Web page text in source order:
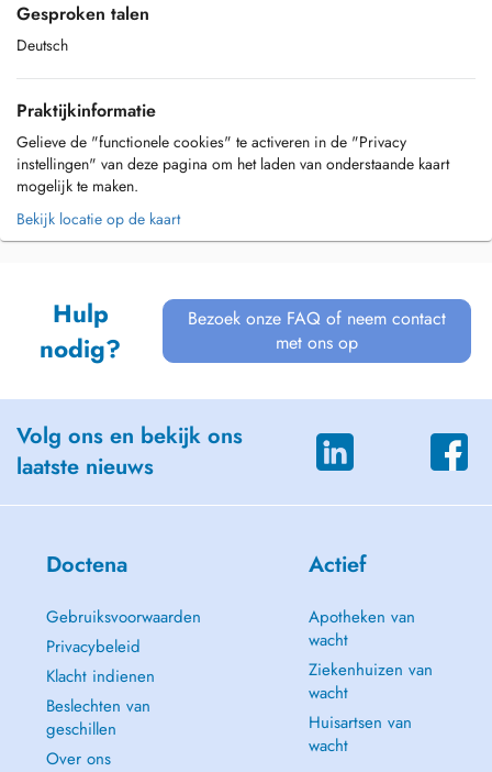
Gesproken talen
Deutsch
Praktijkinformatie
Gelieve de "functionele cookies" te activeren in de "Privacy
instellingen" van deze pagina om het laden van onderstaande kaart
mogelijk te maken.
Bekijk locatie op de kaart
Hulp
nodig?
Bezoek onze FAQ of neem contact
met ons op
Volg ons en bekijk ons
laatste nieuws
Doctena
Gebruiksvoorwaarden
Privacybeleid
Klacht indienen
Beslechten van
geschillen
Over ons
Actief
Apotheken van
wacht
Ziekenhuizen van
wacht
Huisartsen van
wacht